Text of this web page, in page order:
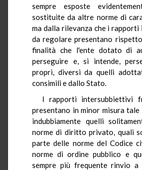
sempre esposte
sostituite da altre norme di
ma dalla rilevanza che i
da regolare presentano
finalità che l'ente dotato di
perseguire e, si intende,
propri, diversi da quelli
consimili e dallo Stato.
I rapporti intersubbiettivi
presentano in minor misura tale
indubbiamente quelli
norme di diritto privato, quali
parte delle norme del Codice
norme di ordine pubblico e
sempre più frequente rinvio a